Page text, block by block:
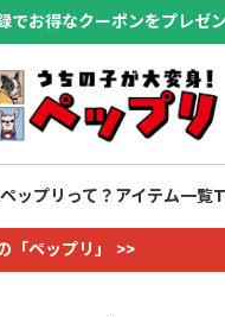
でお得なクーポンをプレゼ
ペップリって？ アイテム一覧
「ペップリ」 >>